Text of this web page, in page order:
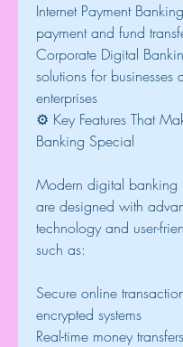
Internet Payment
payment and fund
Corporate Digital
solutions for businesses
enterprises
⚙️ Key Features That
Banking Special
Modern digital banking
are designed with
technology and user-
such as:
Secure online
encrypted systems
Real-time money